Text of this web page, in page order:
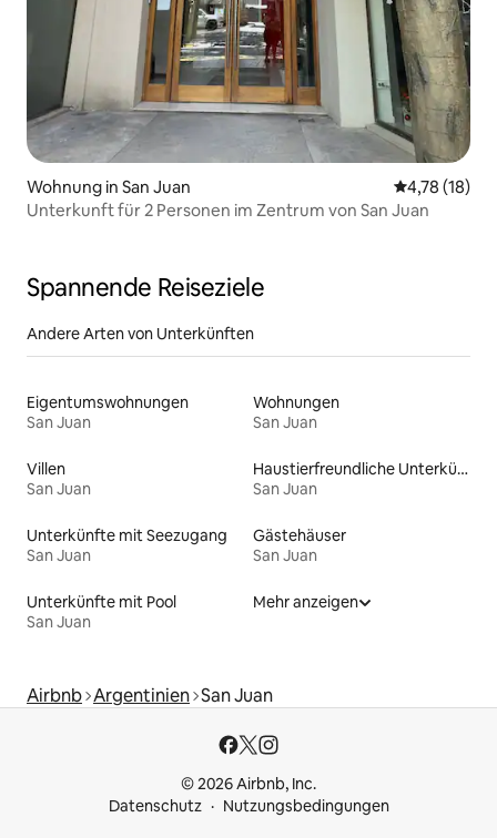
Wohnung in San Juan
4,78 (18)
Unterkunft für 2 Personen im Zentrum von San Juan
Spannende Reiseziele
Andere Arten von Unterkünften
Eigentumswohnungen
San Juan
Wohnungen
San Juan
Villen
San Juan
Haustierfreundliche Unterkünfte
San Juan
Unterkünfte mit Seezugang
San Juan
Gästehäuser
San Juan
Unterkünfte mit Pool
San Juan
Mehr anzeigen
Airbnb Argentinien San Juan
© 2026 Airbnb, Inc.
Datenschutz
Nutzungsbedingungen